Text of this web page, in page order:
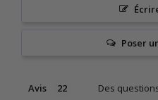
Poser
Avis Des